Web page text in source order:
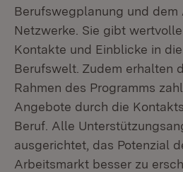
Berufswegplanung und dem
Netzwerke. Sie gibt
Kontakte und Einblicke in
Berufswelt. Zudem erhalten
Rahmen des Programms
Angebote durch die
Beruf. Alle
ausgerichtet, das Potenzial
Arbeitsmarkt besser zu